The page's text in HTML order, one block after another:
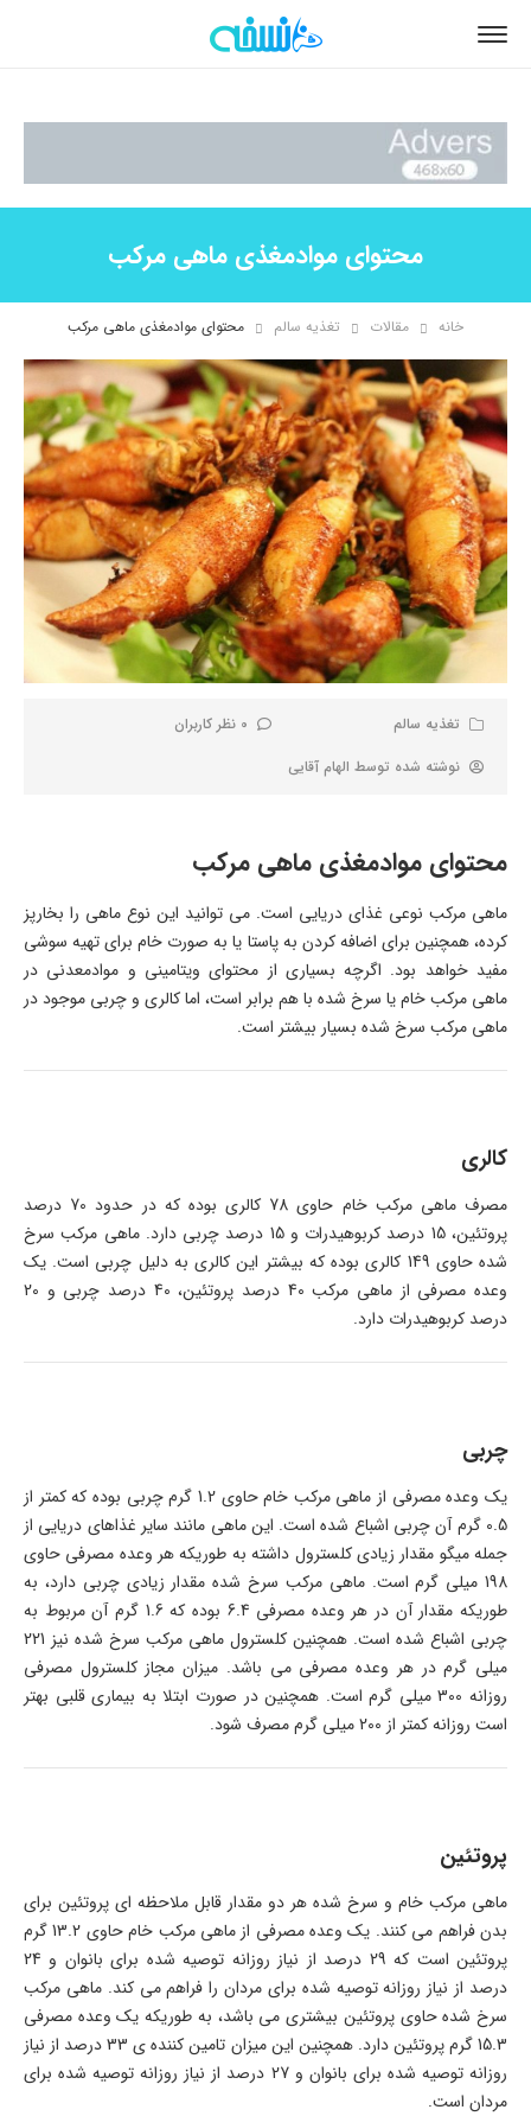
محتوای موادمغذی ماهی مرکب
خانه مقالات تغذیه سالم محتوای موادمغذی ماهی مرکب
تغذیه سالم
0 نظر کاربران
نوشته شده توسط الهام آقایی
محتوای موادمغذی ماهی مرکب
ماهی مرکب نوعی غذای دریایی است. می توانید این نوع ماهی را بخارپز
کرده، همچنین برای اضافه کردن به پاستا یا به صورت خام برای تهیه سوشی
مفید خواهد بود. اگرچه بسیاری از محتوای ویتامینی و موادمعدنی در
ماهی مرکب خام یا سرخ شده با هم برابر است، اما کالری و چربی موجود در
ماهی مرکب سرخ شده بسیار بیشتر است.
کالری
مصرف ماهی مرکب خام حاوی 78 کالری بوده که در حدود 70 درصد
پروتئین، 15 درصد کربوهیدرات و 15 درصد چربی دارد. ماهی مرکب سرخ
شده حاوی 149 کالری بوده که بیشتر این کالری به دلیل چربی است. یک
وعده مصرفی از ماهی مرکب 40 درصد پروتئین، 40 درصد چربی و 20
درصد کربوهیدرات دارد.
چربی
یک وعده مصرفی از ماهی مرکب خام حاوی 1.2 گرم چربی بوده که کمتر از
0.5 گرم آن چربی اشباع شده است. این ماهی مانند سایر غذاهای دریایی از
جمله میگو مقدار زیادی کلسترول داشته به طوریکه هر وعده مصرفی حاوی
198 میلی گرم است. ماهی مرکب سرخ شده مقدار زیادی چربی دارد، به
طوریکه مقدار آن در هر وعده مصرفی 6.4 بوده که 1.6 گرم آن مربوط به
چربی اشباع شده است. همچنین کلسترول ماهی مرکب سرخ شده نیز 221
میلی گرم در هر وعده مصرفی می باشد. میزان مجاز کلسترول مصرفی
روزانه 300 میلی گرم است. همچنین در صورت ابتلا به بیماری قلبی بهتر
است روزانه کمتر از 200 میلی گرم مصرف شود.
پروتئین
ماهی مرکب خام و سرخ شده هر دو مقدار قابل ملاحظه ای پروتئین برای
بدن فراهم می کنند. یک وعده مصرفی از ماهی مرکب خام حاوی 13.2 گرم
پروتئین است که 29 درصد از نیاز روزانه توصیه شده برای بانوان و 24
درصد از نیاز روزانه توصیه شده برای مردان را فراهم می کند. ماهی مرکب
سرخ شده حاوی پروتئین بیشتری می باشد، به طوریکه یک وعده مصرفی
15.3 گرم پروتئین دارد. همچنین این میزان تامین کننده ی 33 درصد از نیاز
روزانه توصیه شده برای بانوان و 27 درصد از نیاز روزانه توصیه شده برای
مردان است.